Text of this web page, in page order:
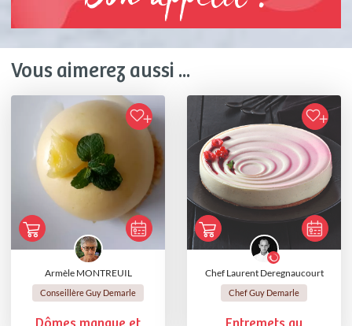
Vous aimerez aussi ...
Armèle MONTREUIL
Conseillère Guy Demarle
Chef Laurent Deregnaucourt
Chef Guy Demarle